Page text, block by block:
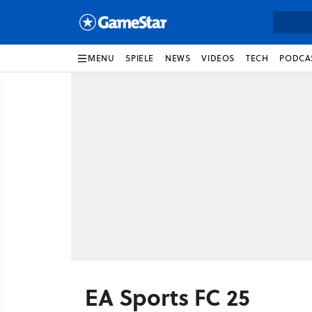
MENU SPIELE NEWS VIDEOS TECH
EA Sports FC 25